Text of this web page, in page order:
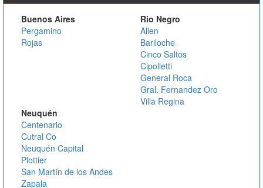
Buenos Aires
Pergamino
Rojas
Rio Negro
Allen
Bariloche
Cinco Saltos
Cipolletti
General Roca
Gral. Fernandez Oro
Villa Regina
Neuquén
Centenario
Cutral Co
Neuquén Capital
Plottier
San Martín de los Andes
Zapala